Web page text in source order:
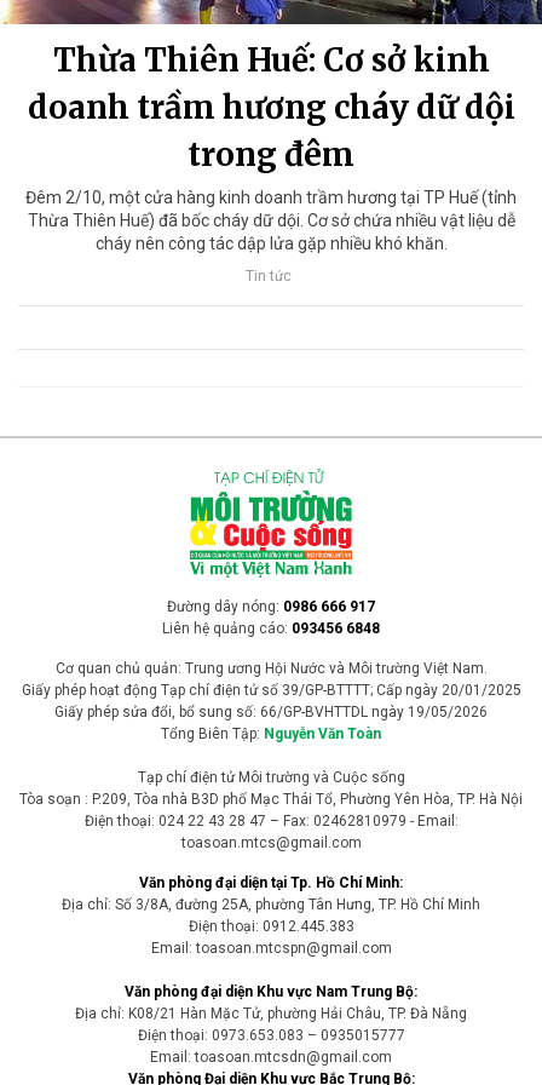
Thừa Thiên Huế: Cơ sở kinh
doanh trầm hương cháy dữ dội
trong đêm
Đêm 2/10, một cửa hàng kinh doanh trầm hương tại TP Huế (tỉnh
Thừa Thiên Huế) đã bốc cháy dữ dội. Cơ sở chứa nhiều vật liệu dễ
cháy nên công tác dập lửa gặp nhiều khó khăn.
Tin tức
Đường dây nóng: 0986 666 917
Liên hệ quảng cáo: 093456 6848
Cơ quan chủ quản: Trung ương Hội Nước và Môi trường Việt Nam.
Giấy phép hoạt động Tạp chí điện tử số 39/GP-BTTTT; Cấp ngày 20/01/2025
Giấy phép sửa đổi, bổ sung số: 66/GP-BVHTTDL ngày 19/05/2026
Tổng Biên Tập: Nguyễn Văn Toàn
Tạp chí điện tử Môi trường và Cuộc sống
Tòa soạn : P.209, Tòa nhà B3D phố Mạc Thái Tổ, Phường Yên Hòa, TP. Hà Nội
Điện thoại: 024 22 43 28 47 – Fax: 02462810979 - Email:
toasoan.mtcs@gmail.com
Văn phòng đại diện tại Tp. Hồ Chí Minh:
Địa chỉ: Số 3/8A, đường 25A, phường Tân Hưng, TP. Hồ Chí Minh
Điện thoại: 0912.445.383
Email: toasoan.mtcspn@gmail.com
Văn phòng đại diện Khu vực Nam Trung Bộ:
Địa chỉ: K08/21 Hàn Mặc Tử, phường Hải Châu, TP. Đà Nẵng
Điện thoại: 0973.653.083 – 0935015777
Email: toasoan.mtcsdn@gmail.com
Văn phòng Đại diện Khu vực Bắc Trung Bộ: